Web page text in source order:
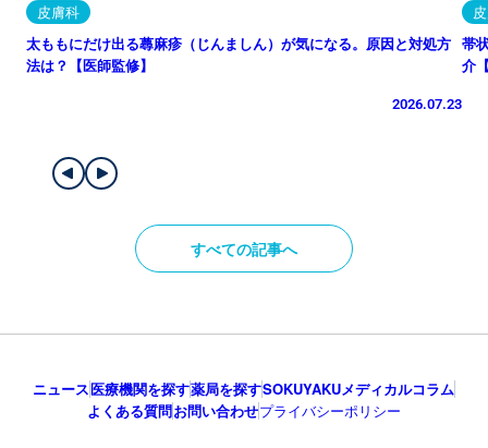
皮膚科
太ももにだけ出る蕁麻疹（じんましん）が気になる。原因と対処方
法は？【医師監修】
2026.07.23
帯
介
すべての記事へ
ニュース医療機関を探す薬局を探すSOKUYAKUメディカルコラム
よくある質問お問い合わせプライバシーポリシー